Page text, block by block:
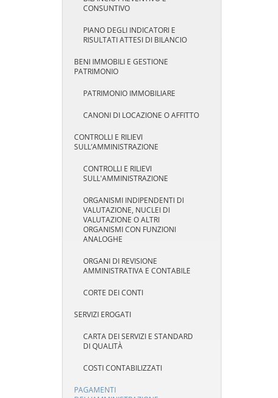
CONSUNTIVO
PIANO DEGLI INDICATORI E
RISULTATI ATTESI DI BILANCIO
BENI IMMOBILI E GESTIONE
PATRIMONIO
PATRIMONIO IMMOBILIARE
CANONI DI LOCAZIONE O AFFITTO
CONTROLLI E RILIEVI
SULL’AMMINISTRAZIONE
CONTROLLI E RILIEVI
SULL'AMMINISTRAZIONE
ORGANISMI INDIPENDENTI DI
VALUTAZIONE, NUCLEI DI
VALUTAZIONE O ALTRI
ORGANISMI CON FUNZIONI
ANALOGHE
ORGANI DI REVISIONE
AMMINISTRATIVA E CONTABILE
CORTE DEI CONTI
SERVIZI EROGATI
CARTA DEI SERVIZI E STANDARD
DI QUALITÀ
COSTI CONTABILIZZATI
PAGAMENTI